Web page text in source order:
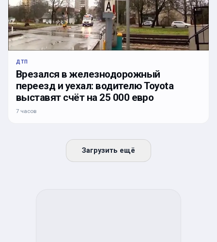
ДТП
Врезался в железнодорожный
переезд и уехал: водителю Toyota
выставят счёт на 25 000 евро
7 часов
Загрузить ещё